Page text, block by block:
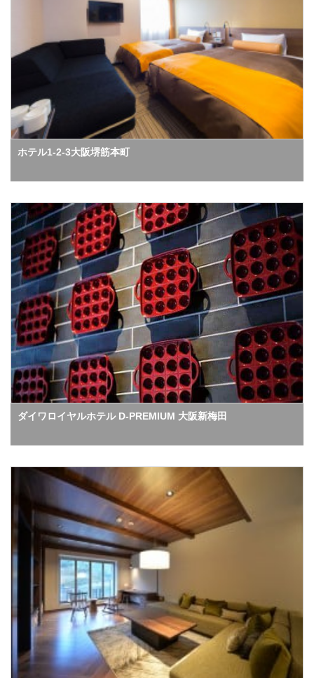
ホテル1-2-3大阪堺筋本町
ダイワロイヤルホテル D-PREMIUM 大阪新梅田